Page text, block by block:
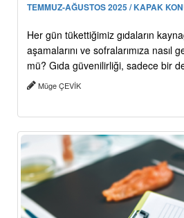
TEMMUZ-AĞUSTOS 2025 / KAPAK
Her gün tükettiğimiz gıdaların
aşamalarını ve sofralarımıza nasıl
mü? Gıda güvenilirliği, sadece bir
Müge ÇEVİK